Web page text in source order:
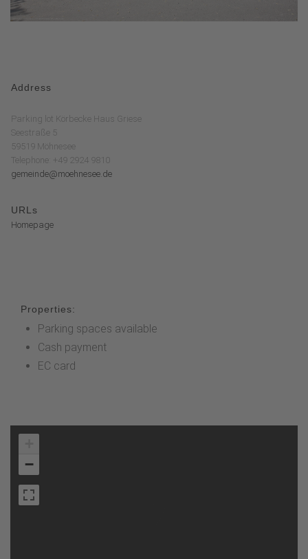
Address
Parking lot Körbecke Haus Griese
Seestraße 5
59519 Möhnesee
Telephone: +49 2924 9810
gemeinde@moehnesee.de
URLs
Homepage
Properties:
Parking spaces available
Cash payment
EC card
−